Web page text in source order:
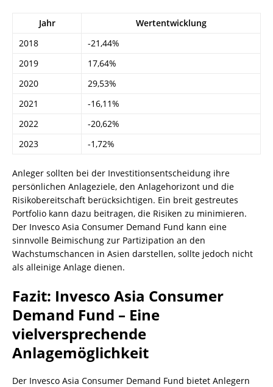
Jahr
Wertentwicklung
2018
-21,44%
2019
17,64%
2020
29,53%
2021
-16,11%
2022
-20,62%
2023
-1,72%
Anleger sollten bei der Investitionsentscheidung ihre
persönlichen Anlageziele, den Anlagehorizont und die
Risikobereitschaft berücksichtigen. Ein breit gestreutes
Portfolio kann dazu beitragen, die Risiken zu minimieren.
Der Invesco Asia Consumer Demand Fund kann eine
sinnvolle Beimischung zur Partizipation an den
Wachstumschancen in Asien darstellen, sollte jedoch nicht
als alleinige Anlage dienen.
Fazit: Invesco Asia Consumer
Demand Fund – Eine
vielversprechende
Anlagemöglichkeit
Der Invesco Asia Consumer Demand Fund bietet Anlegern